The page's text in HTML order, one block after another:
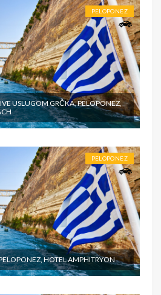
PELOPONEZ
USLUGOM GRČKA, PELOPONEZ,
PELOPONEZ
HOTEL AMPHITRYON